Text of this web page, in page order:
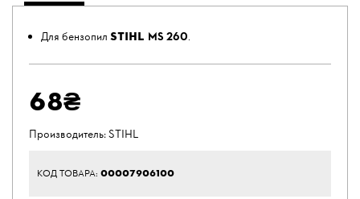
Для бензопил STIHL MS 260.
68₴
Производитель:STIHL
КОД ТОВАРА: 00007906100